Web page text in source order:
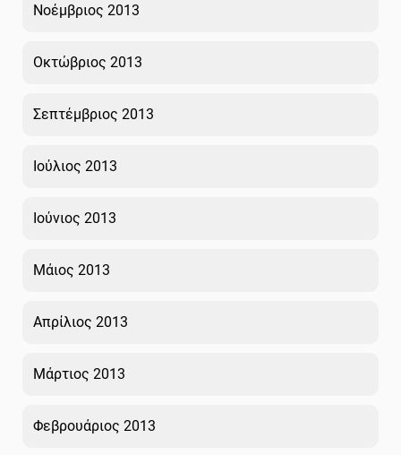
Νοέμβριος 2013
Οκτώβριος 2013
Σεπτέμβριος 2013
Ιούλιος 2013
Ιούνιος 2013
Μάιος 2013
Απρίλιος 2013
Μάρτιος 2013
Φεβρουάριος 2013